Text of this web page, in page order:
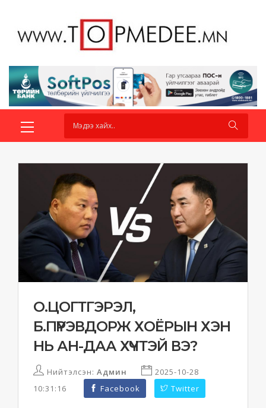
О.ЦОГТГЭРЭЛ,
Б.ПҮРЭВДОРЖ ХОЁРЫН ХЭН
НЬ АН-ДАА ХҮЧТЭЙ ВЭ?
Нийтэлсэн: Админ
2025-10-28
10:31:16
Facebook Twitter